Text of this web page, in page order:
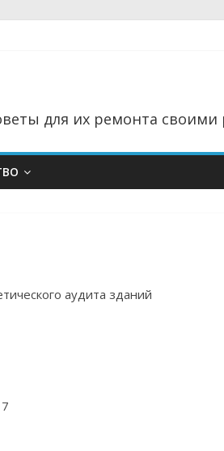
для их ремонта
аудита зданий